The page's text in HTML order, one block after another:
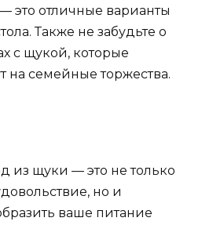
это отличные варианты
Также не забудьте о
с щукой, которые
на семейные торжества.
из щуки — это не только
но и
ваше питание